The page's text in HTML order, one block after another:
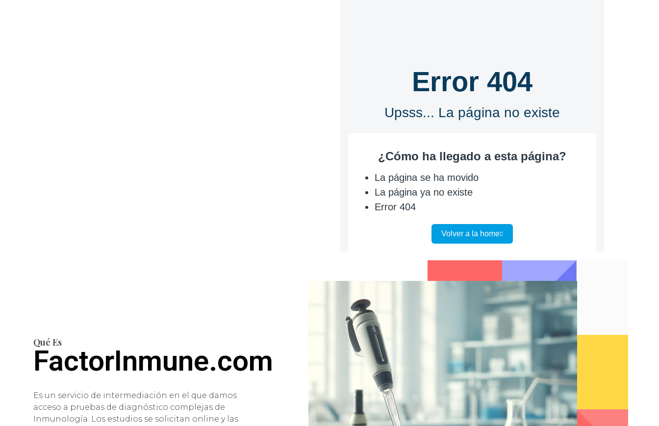
Qué Es
FactorInmune.com
Es un servicio de intermediación en el que damos
acceso a pruebas de diagnóstico complejas de
Inmunología. Los estudios se solicitan online y las